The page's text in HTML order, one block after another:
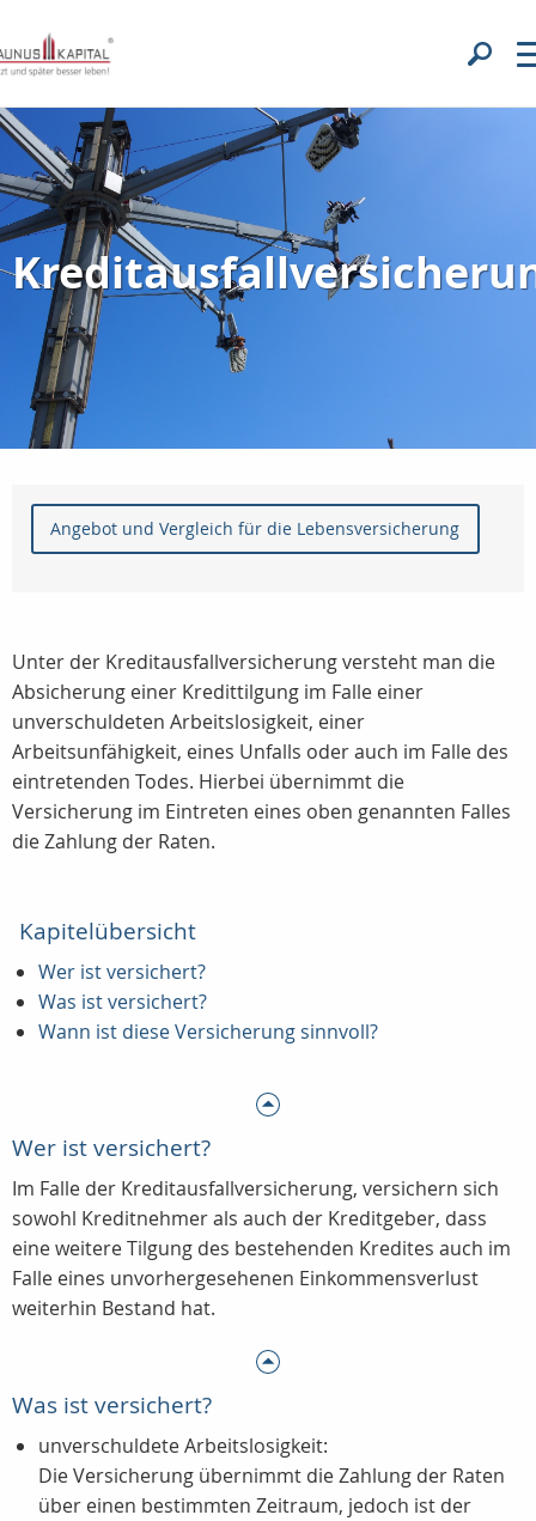
Angebot und Vergleich für die Lebensversicherung
Unter der Kreditausfallversicherung versteht man die
Absicherung einer Kredittilgung im Falle einer
unverschuldeten Arbeitslosigkeit, einer
Arbeitsunfähigkeit, eines Unfalls oder auch im Falle des
eintretenden Todes. Hierbei übernimmt die
Versicherung im Eintreten eines oben genannten Falles
die Zahlung der Raten.
Kapitelübersicht
Wer ist versichert?
Was ist versichert?
Wann ist diese Versicherung sinnvoll?
Wer ist versichert?
Im Falle der Kreditausfallversicherung, versichern sich
sowohl Kreditnehmer als auch der Kreditgeber, dass
eine weitere Tilgung des bestehenden Kredites auch im
Falle eines unvorhergesehenen Einkommensverlust
weiterhin Bestand hat.
Was ist versichert?
unverschuldete Arbeitslosigkeit:
Die Versicherung übernimmt die Zahlung der Raten
über einen bestimmten Zeitraum, jedoch ist der